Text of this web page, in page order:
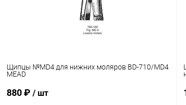
Щипцы №MD4 для нижних моляров BD-710/MD4
MEAD
880 ₽ / шт